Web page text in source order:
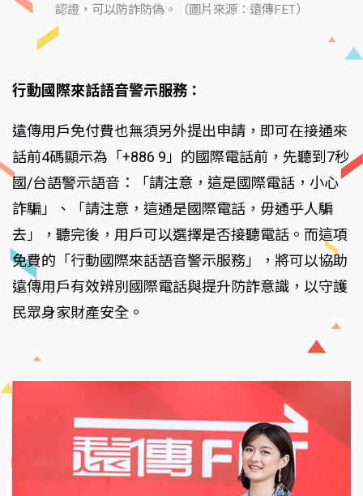
認證，可以防詐防偽。（圖片來源：遠傳FET）
行動國際來話語音警示服務：
遠傳用戶免付費也無須另外提出申請，即可在接通來
話前4碼顯示為「+886 9」的國際電話前，先聽到7秒
國/台語警示語音：「請注意，這是國際電話，小心
詐騙」、「請注意，這通是國際電話，毋通乎人騙
去」，聽完後，用戶可以選擇是否接聽電話。而這項
免費的「行動國際來話語音警示服務」，將可以協助
遠傳用戶有效辨別國際電話與提升防詐意識，以守護
民眾身家財產安全。